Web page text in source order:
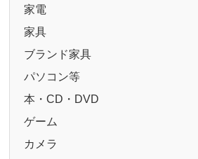
家電
家具
ブランド家具
パソコン等
本・CD・DVD
ゲーム
カメラ